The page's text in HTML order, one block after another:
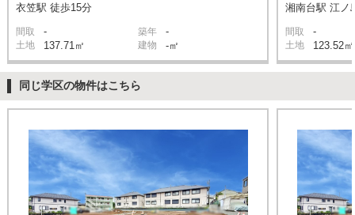
衣笠駅 徒歩15分
間取 - 築年 -
土地 137.71㎡ 建物 -㎡
湘南台駅 江ノ
間取 -
土地 123.52㎡
同じ学区の物件はこちら